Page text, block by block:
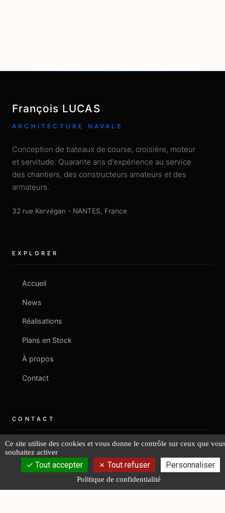
François LUCAS
ARCHITECTURE NAVALE
Conception de bateaux de course, croisière, moteur
et servitude. Quarante ans d'expérience au service
des chantiers, des constructeurs amateurs et des
armateurs.
32 rue Kervégan - NANTES, France
EXPLORER
Accueil
News
Réalisations
Plans en Stock
À propos
Contact
CONTACT
+33 2 40 08 06 43
contact@fr-lucas-yd.com
Ce site utilise des cookies et vous donne le contrôle sur ceux que
souhaitez activer
Tout accepter Tout refuser Personnaliser
Politique de confidentialité